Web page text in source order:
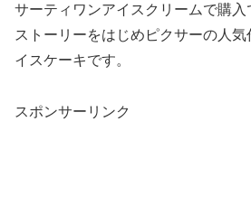
サーティワンアイスクリームで購
ストーリーをはじめピクサーの人
イスケーキです。
スポンサーリンク